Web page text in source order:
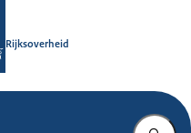
Rijksoverheid